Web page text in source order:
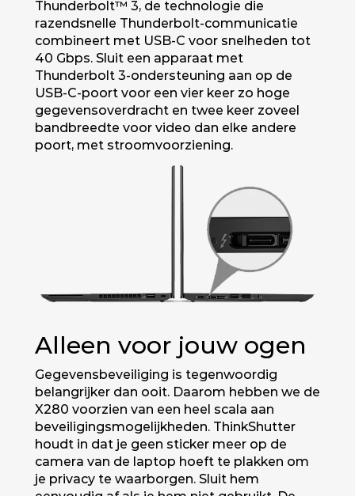
Thunderbolt™ 3, de technologie die
razendsnelle Thunderbolt-communicatie
combineert met USB-C voor snelheden tot
40 Gbps. Sluit een apparaat met
Thunderbolt 3-ondersteuning aan op de
USB-C-poort voor een vier keer zo hoge
gegevensoverdracht en twee keer zoveel
bandbreedte voor video dan elke andere
poort, met stroomvoorziening.
Alleen voor jouw ogen
Gegevensbeveiliging is tegenwoordig
belangrijker dan ooit. Daarom hebben we de
X280 voorzien van een heel scala aan
beveiligingsmogelijkheden. ThinkShutter
houdt in dat je geen sticker meer op de
camera van de laptop hoeft te plakken om
je privacy te waarborgen. Sluit hem